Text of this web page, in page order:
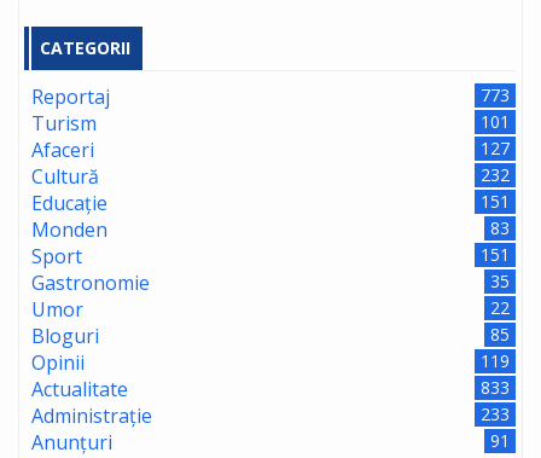
CATEGORII
Reportaj 773
Turism 101
Afaceri 127
Cultură 232
Educație 151
Monden 83
Sport 151
Gastronomie 35
Umor 22
Bloguri 85
Opinii 119
Actualitate 833
Administrație 233
Anunțuri 91